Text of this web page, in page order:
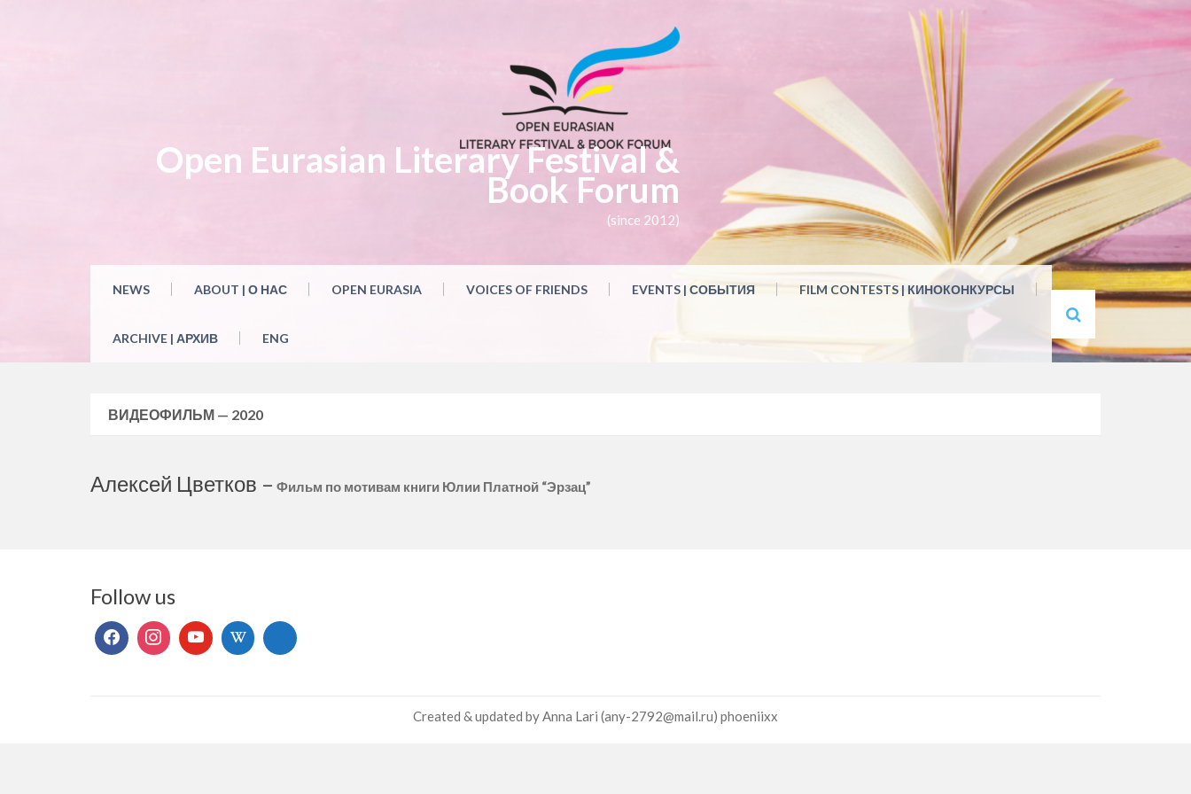
Open Eurasian Literary Festival &
Book Forum
(since 2012)
NEWS ABOUT | О НАС OPEN EURASIA VOICES OF FRIENDS EVENTS | СОБЫТИЯ FILM CONTESTS | КИНОКОНКУРСЫ
ARCHIVE | АРХИВ ENG
ВИДЕОФИЛЬМ — 2020
Алексей Цветков – Фильм по мотивам книги Юлии Платной “Эрзац”
Follow us
Created & updated by Anna Lari (any-2792@mail.ru) phoeniixx